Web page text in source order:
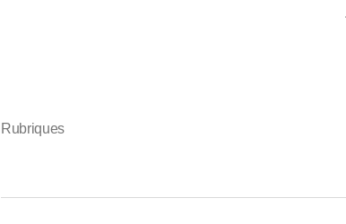
Rubriques